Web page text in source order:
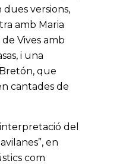
dues versions,
amb Maria
de Vives amb
i una
que
cantades de
del
en
com